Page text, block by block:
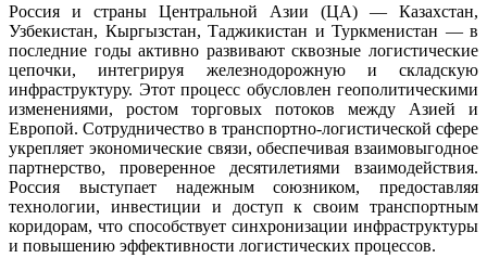
Россия
и
Азия
Россия и страны Центральной Азии (ЦА) — Казахстан,
Узбекистан, Кыргызстан, Таджикистан и Туркменистан — в
последние годы активно развивают сквозные логистические
цепочки, интегрируя железнодорожную и складскую
инфраструктуру. Этот процесс обусловлен геополитическими
изменениями, ростом торговых потоков между Азией и
Европой. Сотрудничество в транспортно-логистической сфере
укрепляет экономические связи, обеспечивая взаимовыгодное
партнерство, проверенное десятилетиями взаимодействия.
Россия выступает надежным союзником, предоставляя
технологии, инвестиции и доступ к своим транспортным
коридорам, что способствует синхронизации инфраструктуры
и повышению эффективности логистических процессов.